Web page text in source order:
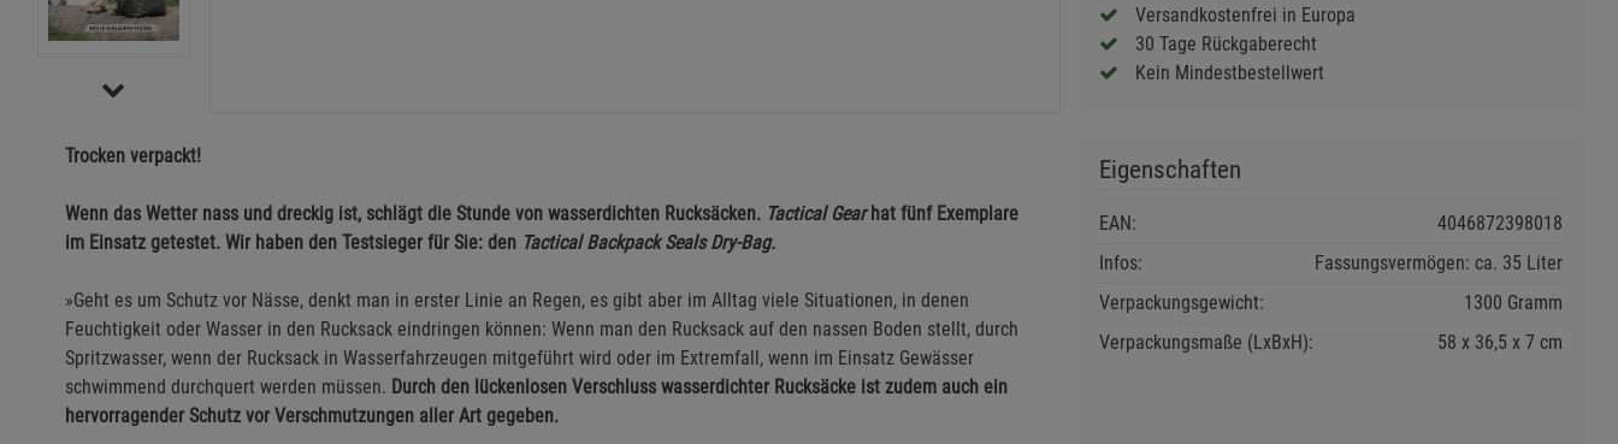
Versandkostenfrei in Europa
30 Tage Rückgaberecht
Kein Mindestbestellwert
Trocken verpackt!
Wenn das Wetter nass und dreckig ist, schlägt die Stunde von wasserdichten Rucksäcken. Tactical Gearhat fünf Exemplare
im Einsatz getestet. Wir haben den Testsieger für Sie: den Tactical Backpack Seals Dry-Bag.
»Geht es um Schutz vor Nässe, denkt man in erster Linie an Regen, es gibt aber im Alltag viele Situationen, in denen
Feuchtigkeit oder Wasser in den Rucksack eindringen können: Wenn man den Rucksack auf den nassen Boden stellt, durch
Spritzwasser, wenn der Rucksack in Wasserfahrzeugen mitgeführt wird oder im Extremfall, wenn im Einsatz Gewässer
schwimmend durchquert werden müssen. Durch den lückenlosen Verschluss wasserdichter Rucksäcke ist zudem auch ein
hervorragender Schutz vor Verschmutzungen aller Art gegeben.
Eigenschaften
EAN:
4046872398018
Infos:
Fassungsvermögen: ca. 35 Liter
Verpackungsgewicht:
1300 Gramm
Verpackungsmaße (LxBxH):
58 36,5 7 cm